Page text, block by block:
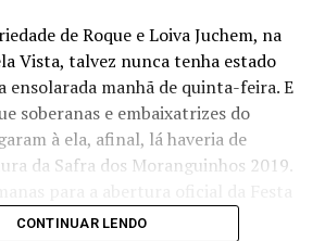
de Roque e Loiva Juchem, na
Vista, talvez nunca tenha estado
ensolarada manhã de quinta-feira. E
soberanas e embaixatrizes do
à ela, afinal, lá haveria de
da Safra dos Moranguinhos 2019.
em sua 18ª edição, as
CONTINUAR LENDO